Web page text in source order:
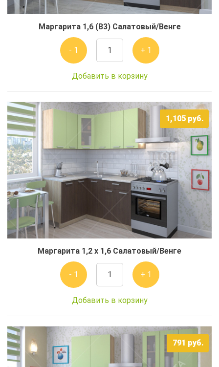
Маргарита 1,6 (В3) Салатовый/Венге
- 1 + 1
Добавить в корзину
1,105 руб.
Маргарита 1,2 x 1,6 Салатовый/Венге
- 1 + 1
Добавить в корзину
791 руб.